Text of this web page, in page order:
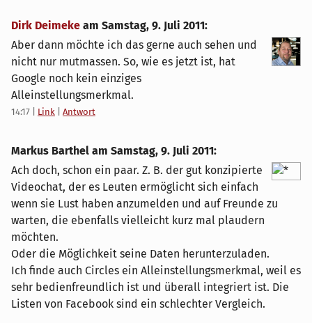
Dirk Deimeke am Samstag, 9. Juli 2011:
Aber dann möchte ich das gerne auch sehen und
nicht nur mutmassen. So, wie es jetzt ist, hat
Google noch kein einziges
Alleinstellungsmerkmal.
14:17 Link Antwort
Markus Barthel am Samstag, 9. Juli 2011:
Ach doch, schon ein paar. Z. B. der gut konzipierte
Videochat, der es Leuten ermöglicht sich einfach
wenn sie Lust haben anzumelden und auf Freunde zu
warten, die ebenfalls vielleicht kurz mal plaudern
möchten.
Oder die Möglichkeit seine Daten herunterzuladen.
Ich finde auch Circles ein Alleinstellungsmerkmal, weil es
sehr bedienfreundlich ist und überall integriert ist. Die
Listen von Facebook sind ein schlechter Vergleich.